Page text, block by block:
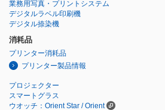
業務用写真・プリントシステム
デジタルラベル印刷機
デジタル捺染機
消耗品
プリンター消耗品
プリンター製品情報
プロジェクター
スマートグラス
ウオッチ：Orient Star / Orient